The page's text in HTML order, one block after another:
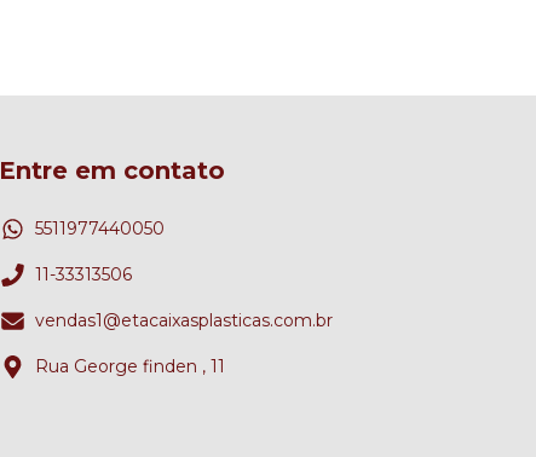
Entre em contato
5511977440050
11-33313506
vendas1@etacaixasplasticas.com.br
Rua George finden , 11